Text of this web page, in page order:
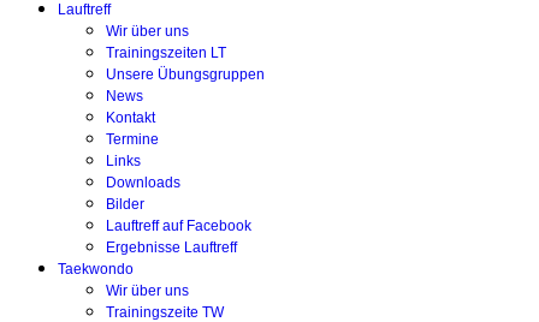
Lauftreff
Wir über uns
Trainingszeiten LT
Unsere Übungsgruppen
News
Kontakt
Termine
Links
Downloads
Bilder
Lauftreff auf Facebook
Ergebnisse Lauftreff
Taekwondo
Wir über uns
Trainingszeite TW